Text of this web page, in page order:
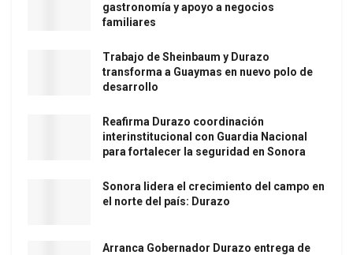
gastronomía y apoyo a negocios
familiares
Trabajo de Sheinbaum y Durazo
transforma a Guaymas en nuevo polo de
desarrollo
Reafirma Durazo coordinación
interinstitucional con Guardia Nacional
para fortalecer la seguridad en Sonora
Sonora lidera el crecimiento del campo en
el norte del país: Durazo
Arranca Gobernador Durazo entrega de